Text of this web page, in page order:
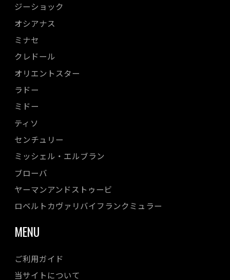
ジーショック
オシアナス
ミナセ
クレドール
オリエントスター
ラドー
ミドー
ティソ
センチュリー
ミッシェル・エルブラン
ブローバ
ヤーマンアンドストゥービ
ロベルトカヴァリバイフランクミュラー
MENU
ご利用ガイド
当サイトについて